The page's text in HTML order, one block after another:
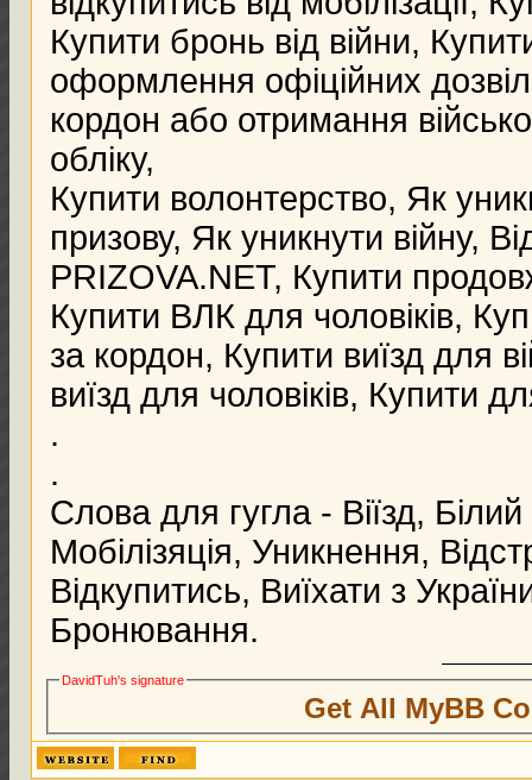
Купити бронь від війни,
оформлення офіційних
кордон або отримання
обліку,
Купити волонтерство, Як
призову, Як уникнути війну,
PRIZOVA.NET, Купити
Купити ВЛК для чоловіків,
за кордон, Купити виїзд для
виїзд для чоловіків, Купити
.
.
Слова для гугла - Віїзд,
Мобілізяція, Уникнення,
Відкупитись, Виїхати з
Бронювання.
DavidTuh's signature
Get All MyBB